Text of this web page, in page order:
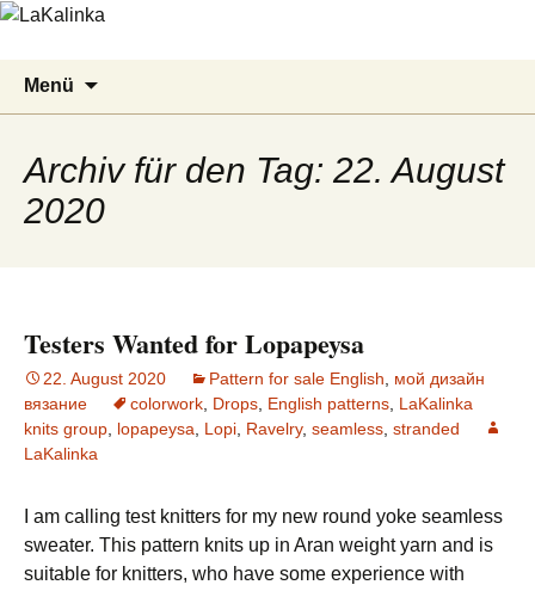
LaKalinka
Menü
Archiv für den Tag: 22. August
2020
Testers Wanted for Lopapeysa
22. August 2020 Pattern for sale English
мой дизайн
вязание
colorwork Drops English patterns LaKalinka
knits group lopapeysa Lopi Ravelry, seamless stranded
LaKalinka
I am calling test knitters for my new round yoke seamless
sweater. This pattern knits up in Aran weight yarn and is
suitable for knitters, who have some experience with